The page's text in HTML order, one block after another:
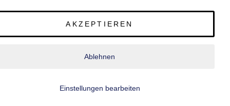
© 2020 wm meyer® Fahrzeugbau AG. Alle Rechte vorbehalten.
AKZEPTIEREN
Ablehnen
Einstellungen bearbeiten